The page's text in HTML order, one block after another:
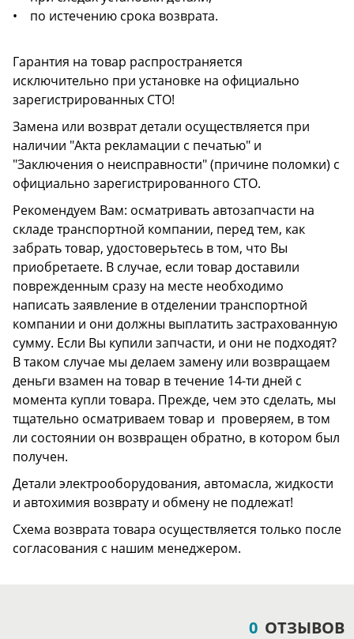
• по истечению срока возврата.
Гарантия на товар распространяется
исключительно при установке на официально
зарегистрированных СТО!
Замена или возврат детали осуществляется при
наличии "Акта рекламации с печатью" и
"Заключения о неисправности" (причине поломки) с
официально зарегистрированного СТО.
Рекомендуем Вам: осматривать автозапчасти на
складе транспортной компании, перед тем, как
забрать товар, удостоверьтесь в том, что Вы
приобретаете. В случае, если товар доставили
поврежденным сразу на месте необходимо
написать заявление в отделении транспортной
компании и они должны выплатить застрахованную
сумму. Если Вы купили запчасти, и они не подходят?
В таком случае мы делаем замену или возвращаем
деньги взамен на товар в течение 14-ти дней с
момента купли товара. Прежде, чем это сделать, мы
тщательно осматриваем товар и проверяем, в том
ли состоянии он возвращен обратно, в котором был
получен.
Детали электрооборудования, автомасла, жидкости
и автохимия возврату и обмену не подлежат!
Схема возврата товара осуществляется только после
согласования с нашим менеджером.
0 ОТЗЫВОВ